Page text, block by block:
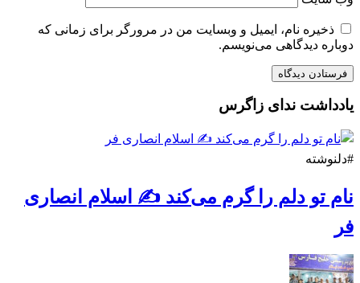
ذخیره نام، ایمیل و وبسایت من در مرورگر برای زمانی که
دوباره دیدگاهی می‌نویسم.
یادداشت ندای زاگرس
#دلنوشته
نام تو دلم را گرم می‌کند ✍️ اسلام انصاری
فر